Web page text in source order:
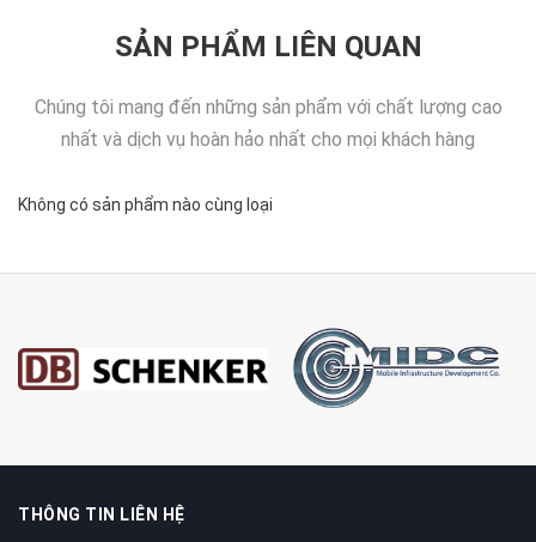
SẢN PHẨM LIÊN QUAN
Chúng tôi mang đến những sản phẩm với chất lượng cao
nhất và dịch vụ hoàn hảo nhất cho mọi khách hàng
Không có sản phẩm nào cùng loại
THÔNG TIN LIÊN HỆ